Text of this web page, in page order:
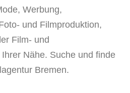
Werbung,
und Filmproduktion,
Film- und
Nähe. Suche und finde
Bremen.